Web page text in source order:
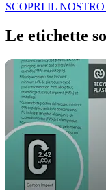
SCOPRI IL
Le etichette